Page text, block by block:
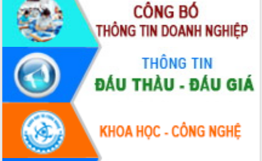
Thứ trưởng Bộ Y tế làm việc với tỉnh
Đắk Lắk về phát triển nhân lực y tế
cho trạm y tế cấp xã
Du lịch Đắk Lắk nâng tầm trải nghiệm
du khách thông qua Hệ thống cơ sở dữ
liệu và Bản đồ số
Tập huấn ứng dụng trí tuệ nhân tạo (AI)
trong thương mại điện tử năm 2026
Đoàn đại biểu Quốc hội tỉnh Đắk Lắk
trao đổi thông tin trước Kỳ họp thứ
nhất, Quốc hội khóa XVI
Quyết liệt cải cách hành chính, khơi
thông nguồn lực phát triển